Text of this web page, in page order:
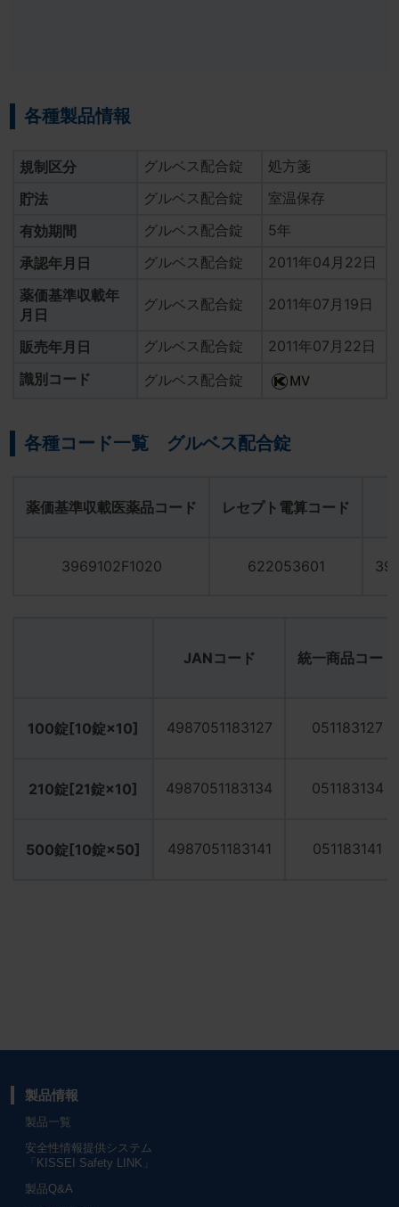
「使用上の注意」改訂のお知らせ
210錠包装 カートン仕様変更のお知らせ
2016年11月01日
「再審査結果」のお知らせ
2015年09月02日
2012年07月10日
PTPシート及びカートン仕様等変更のお知らせ
各種製品情報
規制区分 グルベス配合錠
処方箋
貯法
グルベス配合錠
室温保存
有効期間
グルベス配合錠
5年
承認年月日
グルベス配合錠
2011年04月22日
薬価基準収載年
月日
グルベス配合錠 2011年07月19日
販売年月日 グルベス配合錠
2011年07月22日
識別コード
グルベス配合錠
各種コード一覧 グルベス配合錠
薬価基準収載医薬品コード レセプト電算コード
3969102F1020 622053601
JANコード 統一商品コード
100錠[10錠×10] 4987051183127 051183127
210錠[21錠×10] 4987051183134 051183134
500錠[10錠×50] 4987051183141 051183141
製品情報
製品一覧
安全性情報提供システム
「KISSEI Safety LINK」
製品Q&A